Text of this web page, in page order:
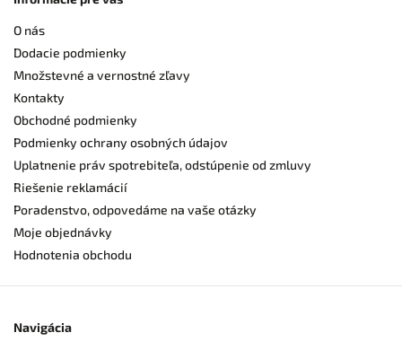
O nás
Dodacie podmienky
Množstevné a vernostné zľavy
Kontakty
Obchodné podmienky
Podmienky ochrany osobných údajov
Uplatnenie práv spotrebiteľa, odstúpenie od zmluvy
Riešenie reklamácií
Poradenstvo, odpovedáme na vaše otázky
Moje objednávky
Hodnotenia obchodu
Navigácia